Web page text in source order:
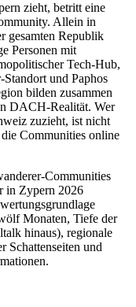
zieht, betritt eine
Allein in
gesamten Republik
Personen mit
Tech-Hub,
und Paphos
bilden zusammen
DACH-Realität. Wer
zuzieht, ist nicht
Communities online
Communities
in Zypern 2026
Monaten, Tiefe der
hinaus), regionale
Schattenseiten und